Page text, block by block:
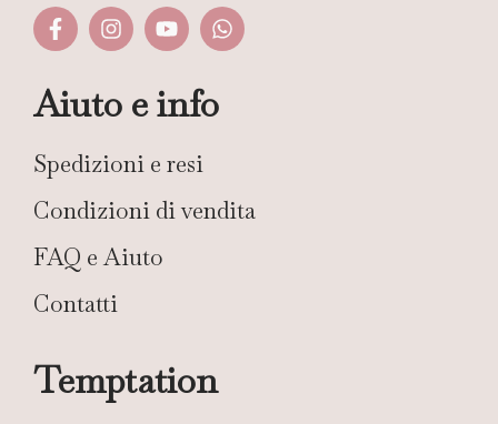
Aiuto e info
Spedizioni e resi
Condizioni di vendita
FAQ e Aiuto
Contatti
Temptation